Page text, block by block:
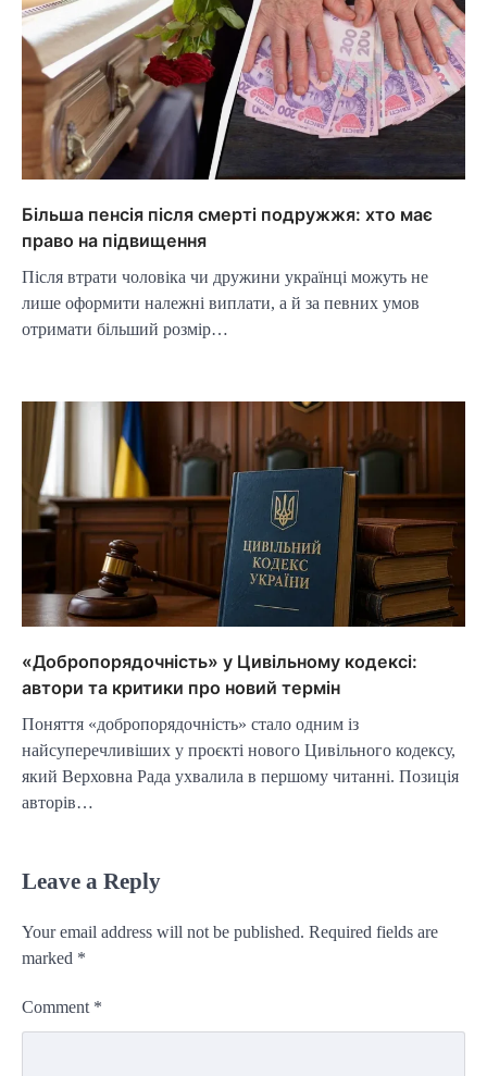
Більша пенсія після смерті подружжя: хто має
право на підвищення
Після втрати чоловіка чи дружини українці можуть не
лише оформити належні виплати, а й за певних умов
отримати більший розмір…
«Добропорядочність» у Цивільному кодексі:
автори та критики про новий термін
Поняття «добропорядочність» стало одним із
найсуперечливіших у проєкті нового Цивільного кодексу,
який Верховна Рада ухвалила в першому читанні. Позиція
авторів…
Leave a Reply
Your email address will not be published. Required fields are
marked *
Comment *